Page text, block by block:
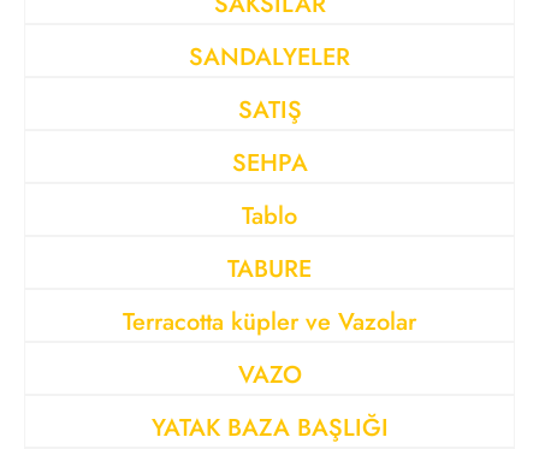
SANDALYELER
SATIŞ
SEHPA
Tablo
TABURE
Terracotta küpler ve Vazolar
VAZO
YATAK BAZA BAŞLIĞI